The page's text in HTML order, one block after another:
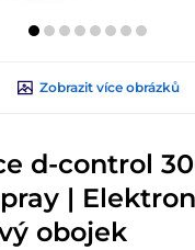
Zobrazit více obrázků
d-control
|
obojek